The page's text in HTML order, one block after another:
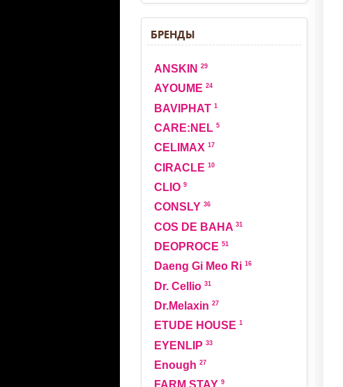
БРЕНДЫ
ANSKIN 29
AYOUME 24
BAVIPHAT 1
CARE:NEL 5
CELIMAX 17
CIRACLE 10
CLIO 9
CONSLY 36
COS DE BAHA 31
DEOPROCE 51
Daeng Gi Meo Ri 16
Dr. Cellio 31
Dr.Melaxin 27
ETUDE HOUSE 1
EYENLIP 33
Enough 27
9